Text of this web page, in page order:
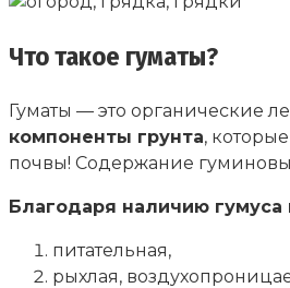
Что такое гуматы?
Гуматы — это органические
компоненты грунта,
почвы! Содержание
Благодаря наличию гумуса
питательная,
рыхлая,